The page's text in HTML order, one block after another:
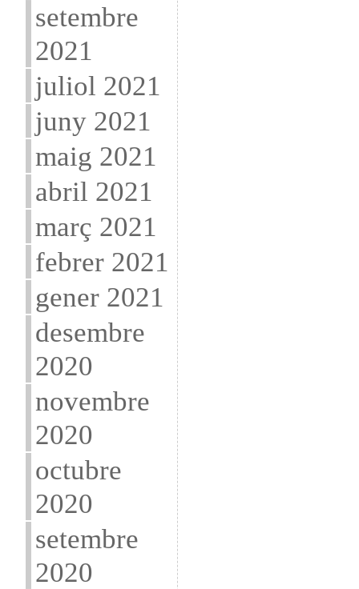
setembre
2021
juliol 2021
juny 2021
maig 2021
abril 2021
març 2021
febrer 2021
gener 2021
desembre
2020
novembre
2020
octubre
2020
setembre
2020